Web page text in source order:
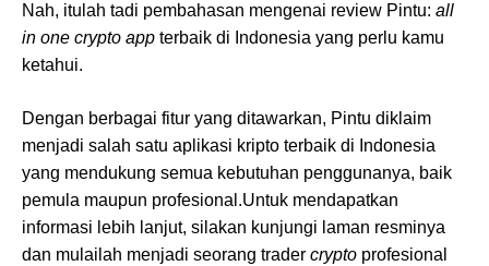
Nah, itulah tadi pembahasan mengenai review Pintu: all
in one crypto app terbaik di Indonesia yang perlu kamu
ketahui.
Dengan berbagai fitur yang ditawarkan, Pintu diklaim
menjadi salah satu aplikasi kripto terbaik di Indonesia
yang mendukung semua kebutuhan penggunanya, baik
pemula maupun profesional.Untuk mendapatkan
informasi lebih lanjut, silakan kunjungi laman resminya
dan mulailah menjadi seorang trader crypto profesional